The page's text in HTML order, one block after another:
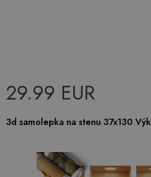
29.99 EUR
3d samolepka na stenu 37x130